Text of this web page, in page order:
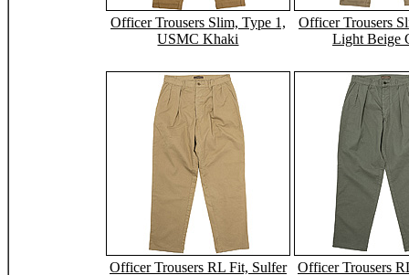
Officer Trousers Slim, Type 1,
USMC Khaki
Officer Trousers
Light Beige
Officer Trousers RL Fit, Sulfer Officer Trousers